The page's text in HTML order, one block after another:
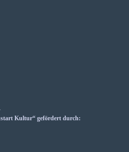
Kultur“ gefördert durch: